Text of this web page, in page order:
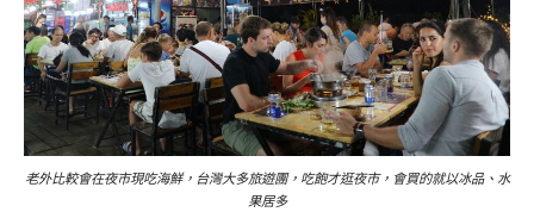
老外比較會在夜市現吃海鮮，台灣大多旅遊團，吃飽才逛夜市，會買的就以冰品、水
果居多